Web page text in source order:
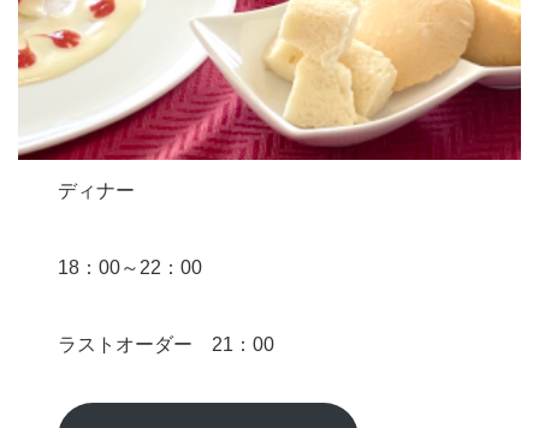
ディナー
18：00～22：00
ラストオーダー 21：00